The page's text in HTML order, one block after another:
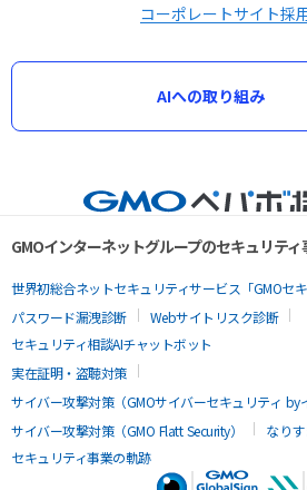
コーポレートサイト採
AIへの取り組み
GMOインターネットグループのセキュリテ
世界初総合ネットセキュリティサービス「GMOセキ
パスワード漏洩診断
Webサイトリスク診断
セキュリティ相談AIチャットボット
実在証明・盗聴対策
サイバー攻撃対策（GMOサイバーセキュリティ by
サイバー攻撃対策（GMO Flatt Security）
なり
セキュリティ事業の軌跡